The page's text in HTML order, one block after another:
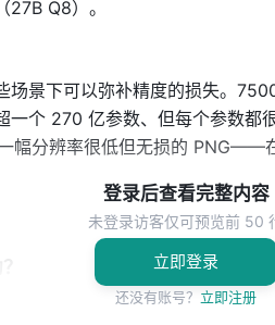
Q8）。
场景下可以弥补精度的损失。
一个 270 亿参数、但每个参数都
幅分辨率很低但无损的 PNG——
武器：统一内存架构（Unified
登录后查看完整内容
未登录访客仅可预览前 50
立即登录
还没有账号？ 立即注册